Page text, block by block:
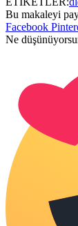
Bu makaleyi
Facebook
Ne